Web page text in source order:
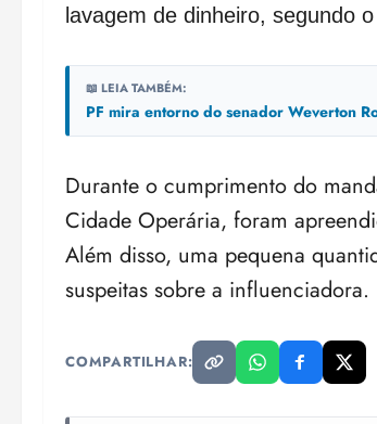
lavagem de dinheiro, segundo
📖 LEIA TAMBÉM:
PF mira entorno do senador Weverton
Durante o cumprimento do
Cidade Operária, foram
Além disso, uma pequena
suspeitas sobre a influenciadora.
COMPARTILHAR: